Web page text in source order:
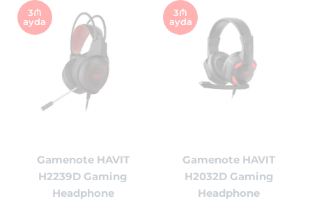
3₼
ayda
Gamenote HAVIT
H2239D Gaming
Headphone
3₼
ayda
Gamenote HAVIT
H2032D Gaming
Headphone